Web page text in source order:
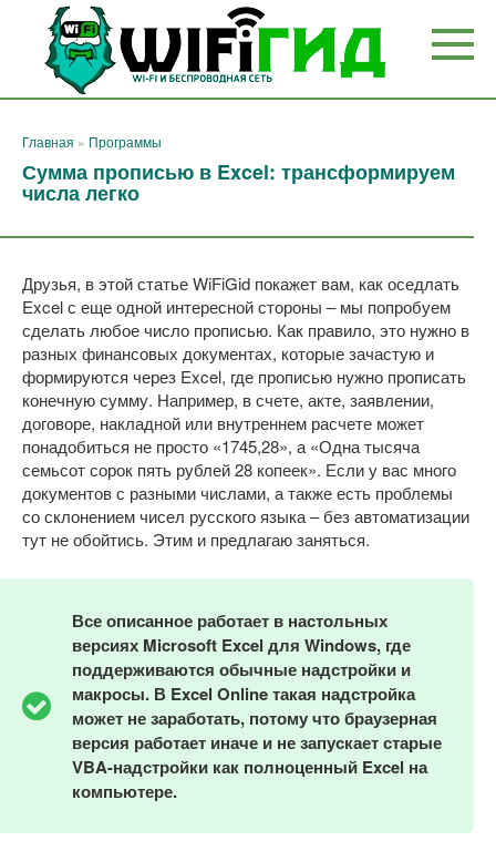
Перейти
контенту
Главная » Программы
Сумма прописью в Excel: трансформируем
числа легко
Друзья, в этой статье WiFiGid покажет вам, как оседлать
Excel с еще одной интересной стороны – мы попробуем
сделать любое число прописью. Как правило, это нужно в
разных финансовых документах, которые зачастую и
формируются через Excel, где прописью нужно прописать
конечную сумму. Например, в счете, акте, заявлении,
договоре, накладной или внутреннем расчете может
понадобиться не просто «1745,28», а «Одна тысяча
семьсот сорок пять рублей 28 копеек». Если у вас много
документов с разными числами, а также есть проблемы
со склонением чисел русского языка – без автоматизации
тут не обойтись. Этим и предлагаю заняться.
Все описанное работает в настольных
версиях Microsoft Excel для Windows, где
поддерживаются обычные надстройки и
макросы. В Excel Online такая надстройка
может не заработать, потому что браузерная
версия работает иначе и не запускает старые
VBA-надстройки как полноценный Excel на
компьютере.